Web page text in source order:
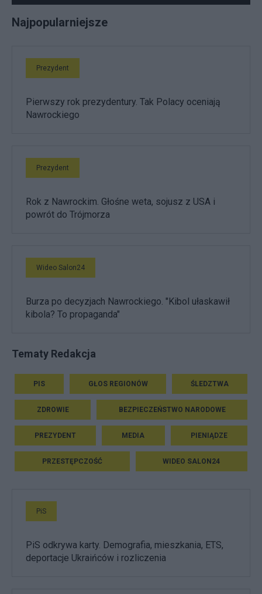
Najpopularniejsze
Prezydent
Pierwszy rok prezydentury. Tak Polacy oceniają
Nawrockiego
Prezydent
Rok z Nawrockim. Głośne weta, sojusz z USA i
powrót do Trójmorza
Wideo Salon24
Burza po decyzjach Nawrockiego. "Kibol ułaskawił
kibola? To propaganda"
Tematy Redakcja
PIS GŁOS REGIONÓW ŚLEDZTWA
ZDROWIE BEZPIECZEŃSTWO NARODOWE
PREZYDENT MEDIA PIENIĄDZE
PRZESTĘPCZOŚĆ WIDEO SALON24
PiS
PiS odkrywa karty. Demografia, mieszkania, ETS,
deportacje Ukraińców i rozliczenia